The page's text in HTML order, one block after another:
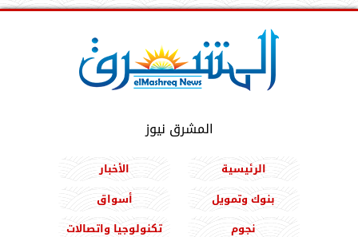
المشرق نيوز
الرئيسية
الأخبار
بنوك وتمويل
أسواق
نجوم
تكنولوجيا واتصالات